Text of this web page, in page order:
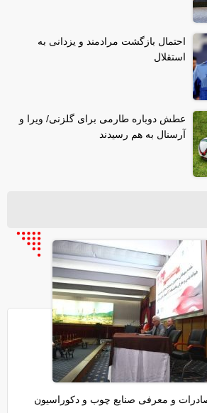
احتمال بازگشت مرادمند و یزدانی به
استقلال
عطش دوباره طارمی برای گلزنی/ ویرا و
آرسنال به هم رسیدند
و معرفی صنایع چوب و دکوراسیون